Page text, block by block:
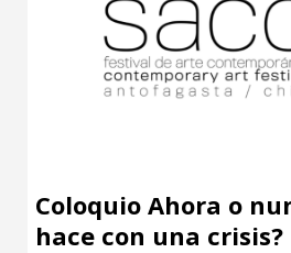
Coloquio Ahora o
hace con una crisis?